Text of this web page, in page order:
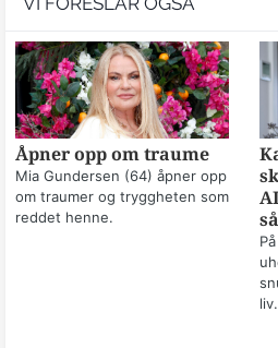
Åpner opp om traume
Mia Gundersen (64) åpner opp
om traumer og tryggheten som
reddet henne.
liv.